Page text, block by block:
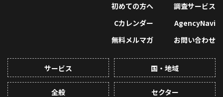
初めての方へ
調査サービス
Cカレンダー
AgencyNavi
無料メルマガ
お問い合わせ
サービス 国・地域
全般 セクター